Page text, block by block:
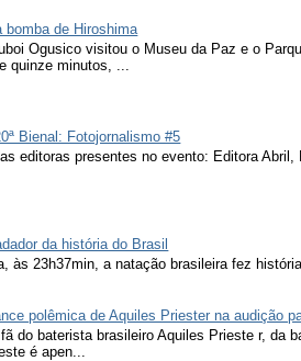
bomba de Hiroshima
Ogusico visitou o Museu da Paz e o
quinze minutos, ...
Bienal: Fotojornalismo #5
editoras presentes no evento: Editora
da história do Brasil
às 23h37min, a natação brasileira fez
polêmica de Aquiles Priester na audição
do baterista brasileiro Aquiles Prieste r, da
é apen...